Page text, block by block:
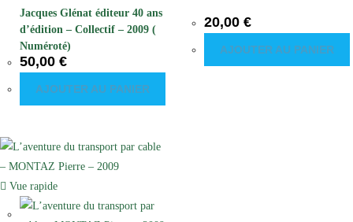
Jacques Glénat éditeur 40 ans
d’édition – Collectif – 2009 (
Numéroté)
50,00 €
AJOUTER AU PANIER
20,00 €
AJOUTER AU PANIER
Vue rapide